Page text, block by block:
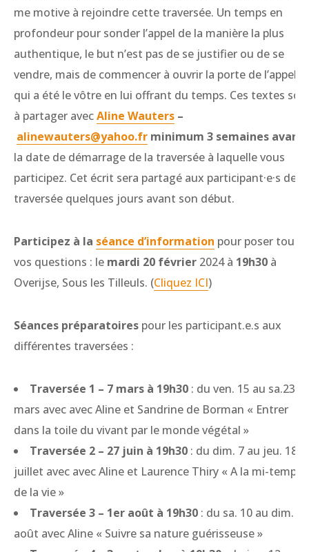
me motive à rejoindre cette traversée. Un temps en
profondeur pour sonder l’appel de la manière la plus
authentique, le but n’est pas de se justifier ou de se
vendre, mais de commencer à ouvrir la porte de l’appel
qui a été le vôtre en lui offrant du temps. Ces textes
à partager avecAline Wauters –
alinewauters@yahoo.fr minimum 3 semaines avant
la date de démarrage de la traversée à laquelle vous
participez. Cet écrit sera partagé aux participant·e·s de la
traversée quelques jours avant son début.
Participez à la séance d’information pour poser
vos questions : le mardi 20 février 2024 à 19h30 à
Overijse, Sous les Tilleuls. (Cliquez ICI)
Séances préparatoires pour les participant.e.s aux
différentes traversées :
Traversée 1 – 7 mars à 19h30 : du ven. 15 au sa.23
mars avec avec Aline et Sandrine de Borman « Entrer
dans la toile du vivant par le monde végétal »
Traversée 2 – 27 juin à 19h30 : du dim. 7 au jeu. 18
juillet avec avec Aline et Laurence Thiry « A la mi-temps
de la vie »
Traversée 3 – 1er août à 19h30 : du sa. 10 au dim. 18
août avec Aline « Suivre sa nature guérisseuse »